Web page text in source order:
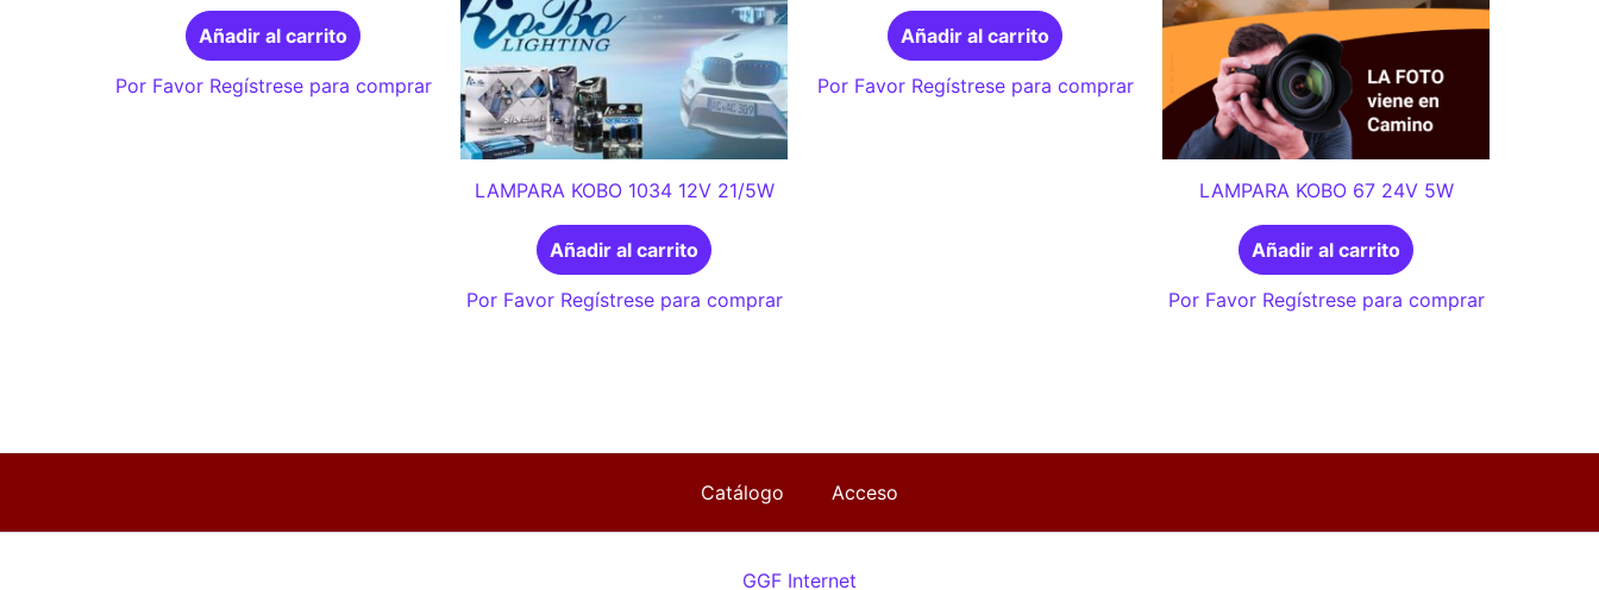
Añadir al carrito
Por Favor Regístrese para comprar
LAMPARA KOBO 1034 12V 21/5W
Añadir al carrito
Por Favor Regístrese para comprar
Añadir al carrito
Por Favor Regístrese para comprar
LAMPARA KOBO 67 24V 5W
Añadir al carrito
Por Favor Regístrese para comprar
Catálogo Acceso
GGF Internet